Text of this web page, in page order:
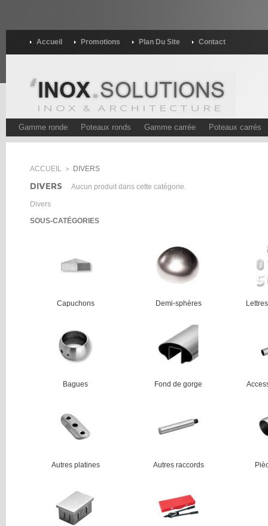
Accueil Promotions Plan Du Site Contact
Gamme ronde Poteaux ronds Gamme carrée Poteaux carrés
ACCUEIL > DIVERS
DIVERS Aucun produit dans cette catégorie.
Divers
SOUS-CATÉGORIES
Capuchons
Demi-sphères
Bagues
Fond de gorge
Autres platines
Autres raccords